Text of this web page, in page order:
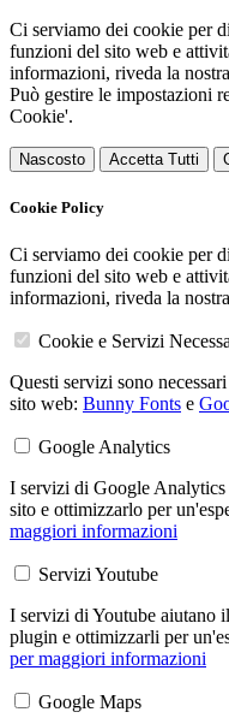
Ci serviamo dei cookie per
funzioni del sito web e
informazioni, riveda la nostra
Può gestire le impostazioni
Cookie'.
Nascosto Accetta Tutti
Cookie Policy
Ci serviamo dei cookie per
funzioni del sito web e
informazioni, riveda la nostra
Cookie e Servizi
Questi servizi sono
sito web: Bunny Fonts e
Google Analytics
I servizi di Google
sito e ottimizzarlo per
maggiori informazioni
Servizi Youtube
I servizi di Youtube aiutano
plugin e ottimizzarli per
per maggiori informazioni
Google Maps